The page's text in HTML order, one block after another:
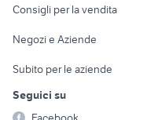
Fotografia
Telefonia
Consigli per la vendita
Negozi e Aziende
Subito per le aziende
Seguici su